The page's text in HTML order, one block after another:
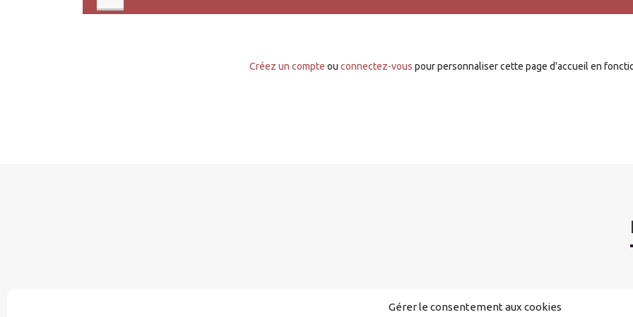
Gérer le consentement aux cookies
Créez un compte ou connectez-vous pour personnaliser cette page d'accueil en